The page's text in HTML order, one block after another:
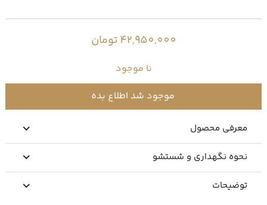
42,950,000 تومان
نا موجود
موجود شد اطلاع بده
معرفی محصول
نحوه نگهداری و شستشو
توضیحات